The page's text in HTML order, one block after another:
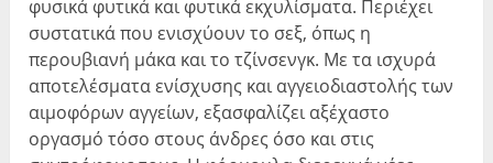
φυσικά φυτικά και φυτικά εκχυλίσματα. Περιέχει
συστατικά που ενισχύουν το σεξ, όπως η
περουβιανή μάκα και το τζίνσενγκ. Με τα ισχυρά
αποτελέσματα ενίσχυσης και αγγειοδιαστολής των
αιμοφόρων αγγείων, εξασφαλίζει αξέχαστο
οργασμό τόσο στους άνδρες όσο και στις